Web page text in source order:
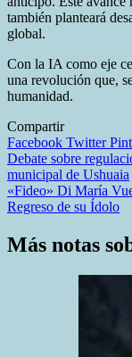
también planteará
global.
Con la IA como eje
una revolución que,
humanidad.
Compartir
Facebook Twitter
Navegación
de
entradas
Debate sobre
municipal de Ushuaia
«Fideo» Di María
Regreso de su Ídolo
Más notas